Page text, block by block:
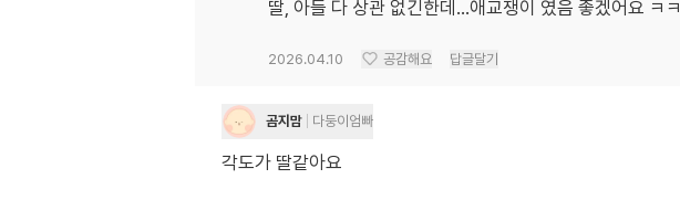
딸, 아들 다 상관 없긴한데...애교쟁이 였음 좋겠어요 ㅋㅋ
2026.04.10 공감해요 답글달기
곰지맘 다둥이엄빠
각도가 딸같아요